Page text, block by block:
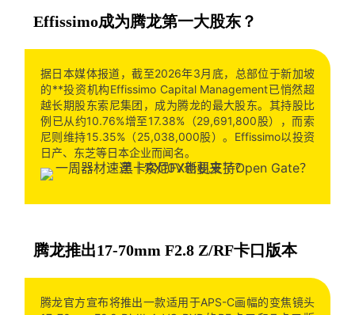
Effissimo成为腾龙第一大股东？
据日本媒体报道，截至2026年3月底，总部位于新加坡
的**投资机构Effissimo Capital Management已悄然超
越长期股东索尼集团，成为腾龙的最大股东。其持股比
例已从约10.76%增至17.38%（29,691,800股），而索
尼则维持15.35%（25,038,000股）。Effissimo以投资
日产、东芝等日本企业而闻名。
腾龙推出17-70mm F2.8 Z/RF卡口版本
腾龙官方宣布将推出一款适用于APS-C画幅的变焦镜头